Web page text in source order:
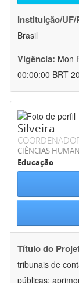
Instituição/UF/
Brasil
Vigência: Mon
00:00:00 BRT
Silveira
CIÊNCIAS
Educação
Título do
tribunais de
públicas: